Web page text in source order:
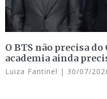
O BTS não precisa
academia ainda
Luiza Fantinel 30/07/